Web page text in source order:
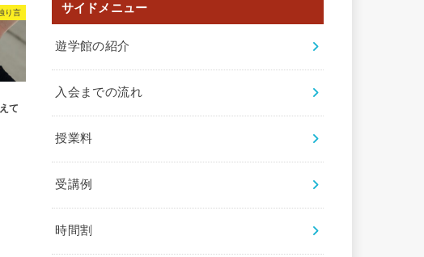
り言
て
サイドメニュー
遊学館の紹介
入会までの流れ
授業料
受講例
時間割